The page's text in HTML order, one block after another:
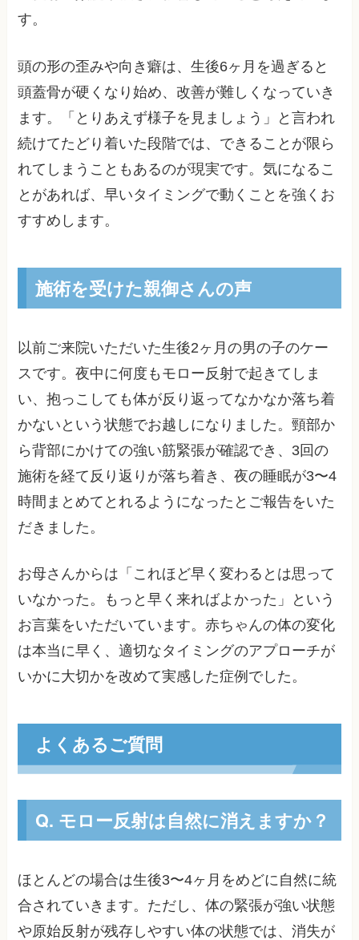
す。
頭の形の歪みや向き癖は、生後6ヶ月を過ぎると
頭蓋骨が硬くなり始め、改善が難しくなっていき
ます。「とりあえず様子を見ましょう」と言われ
続けてたどり着いた段階では、できることが限ら
れてしまうこともあるのが現実です。気になるこ
とがあれば、早いタイミングで動くことを強くお
すすめします。
施術を受けた親御さんの声
以前ご来院いただいた生後2ヶ月の男の子のケー
スです。夜中に何度もモロー反射で起きてしま
い、抱っこしても体が反り返ってなかなか落ち着
かないという状態でお越しになりました。頸部か
ら背部にかけての強い筋緊張が確認でき、3回の
施術を経て反り返りが落ち着き、夜の睡眠が3〜4
時間まとめてとれるようになったとご報告をいた
だきました。
お母さんからは「これほど早く変わるとは思って
いなかった。もっと早く来ればよかった」という
お言葉をいただいています。赤ちゃんの体の変化
は本当に早く、適切なタイミングのアプローチが
いかに大切かを改めて実感した症例でした。
よくあるご質問
Q. モロー反射は自然に消えますか？
ほとんどの場合は生後3〜4ヶ月をめどに自然に統
合されていきます。ただし、体の緊張が強い状態
や原始反射が残存しやすい体の状態では、消失が